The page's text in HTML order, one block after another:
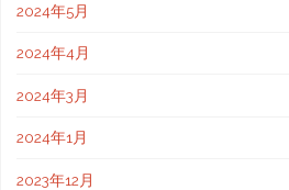
2024年5月
2024年4月
2024年3月
2024年1月
2023年12月